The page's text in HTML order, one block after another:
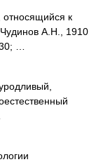
к
А.Н., 1910.
…